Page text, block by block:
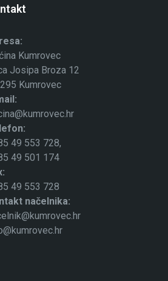
Kumrovec
Josipa Broza 12
Kumrovec
49 553 728,
49 501 174
49 553 728
načelnika: